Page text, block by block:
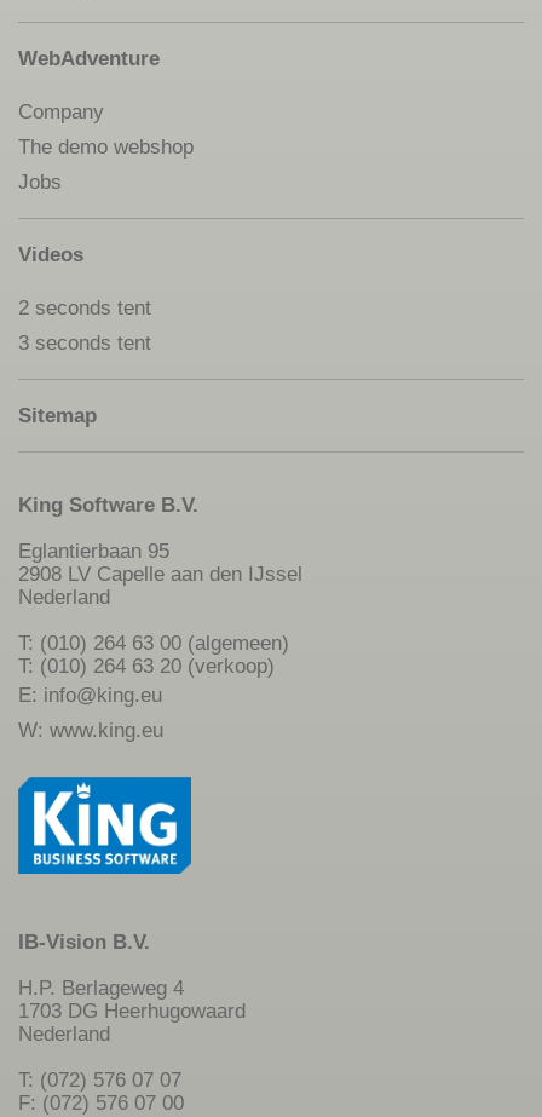
WebAdventure
Company
The demo webshop
Jobs
Videos
2 seconds tent
3 seconds tent
Sitemap
King Software B.V.
Eglantierbaan 95
2908 LV Capelle aan den IJssel
Nederland
T: (010) 264 63 00 (algemeen)
T: (010) 264 63 20 (verkoop)
E: info@king.eu
W: www.king.eu
IB-Vision B.V.
H.P. Berlageweg 4
1703 DG Heerhugowaard
Nederland
T: (072) 576 07 07
F: (072) 576 07 00